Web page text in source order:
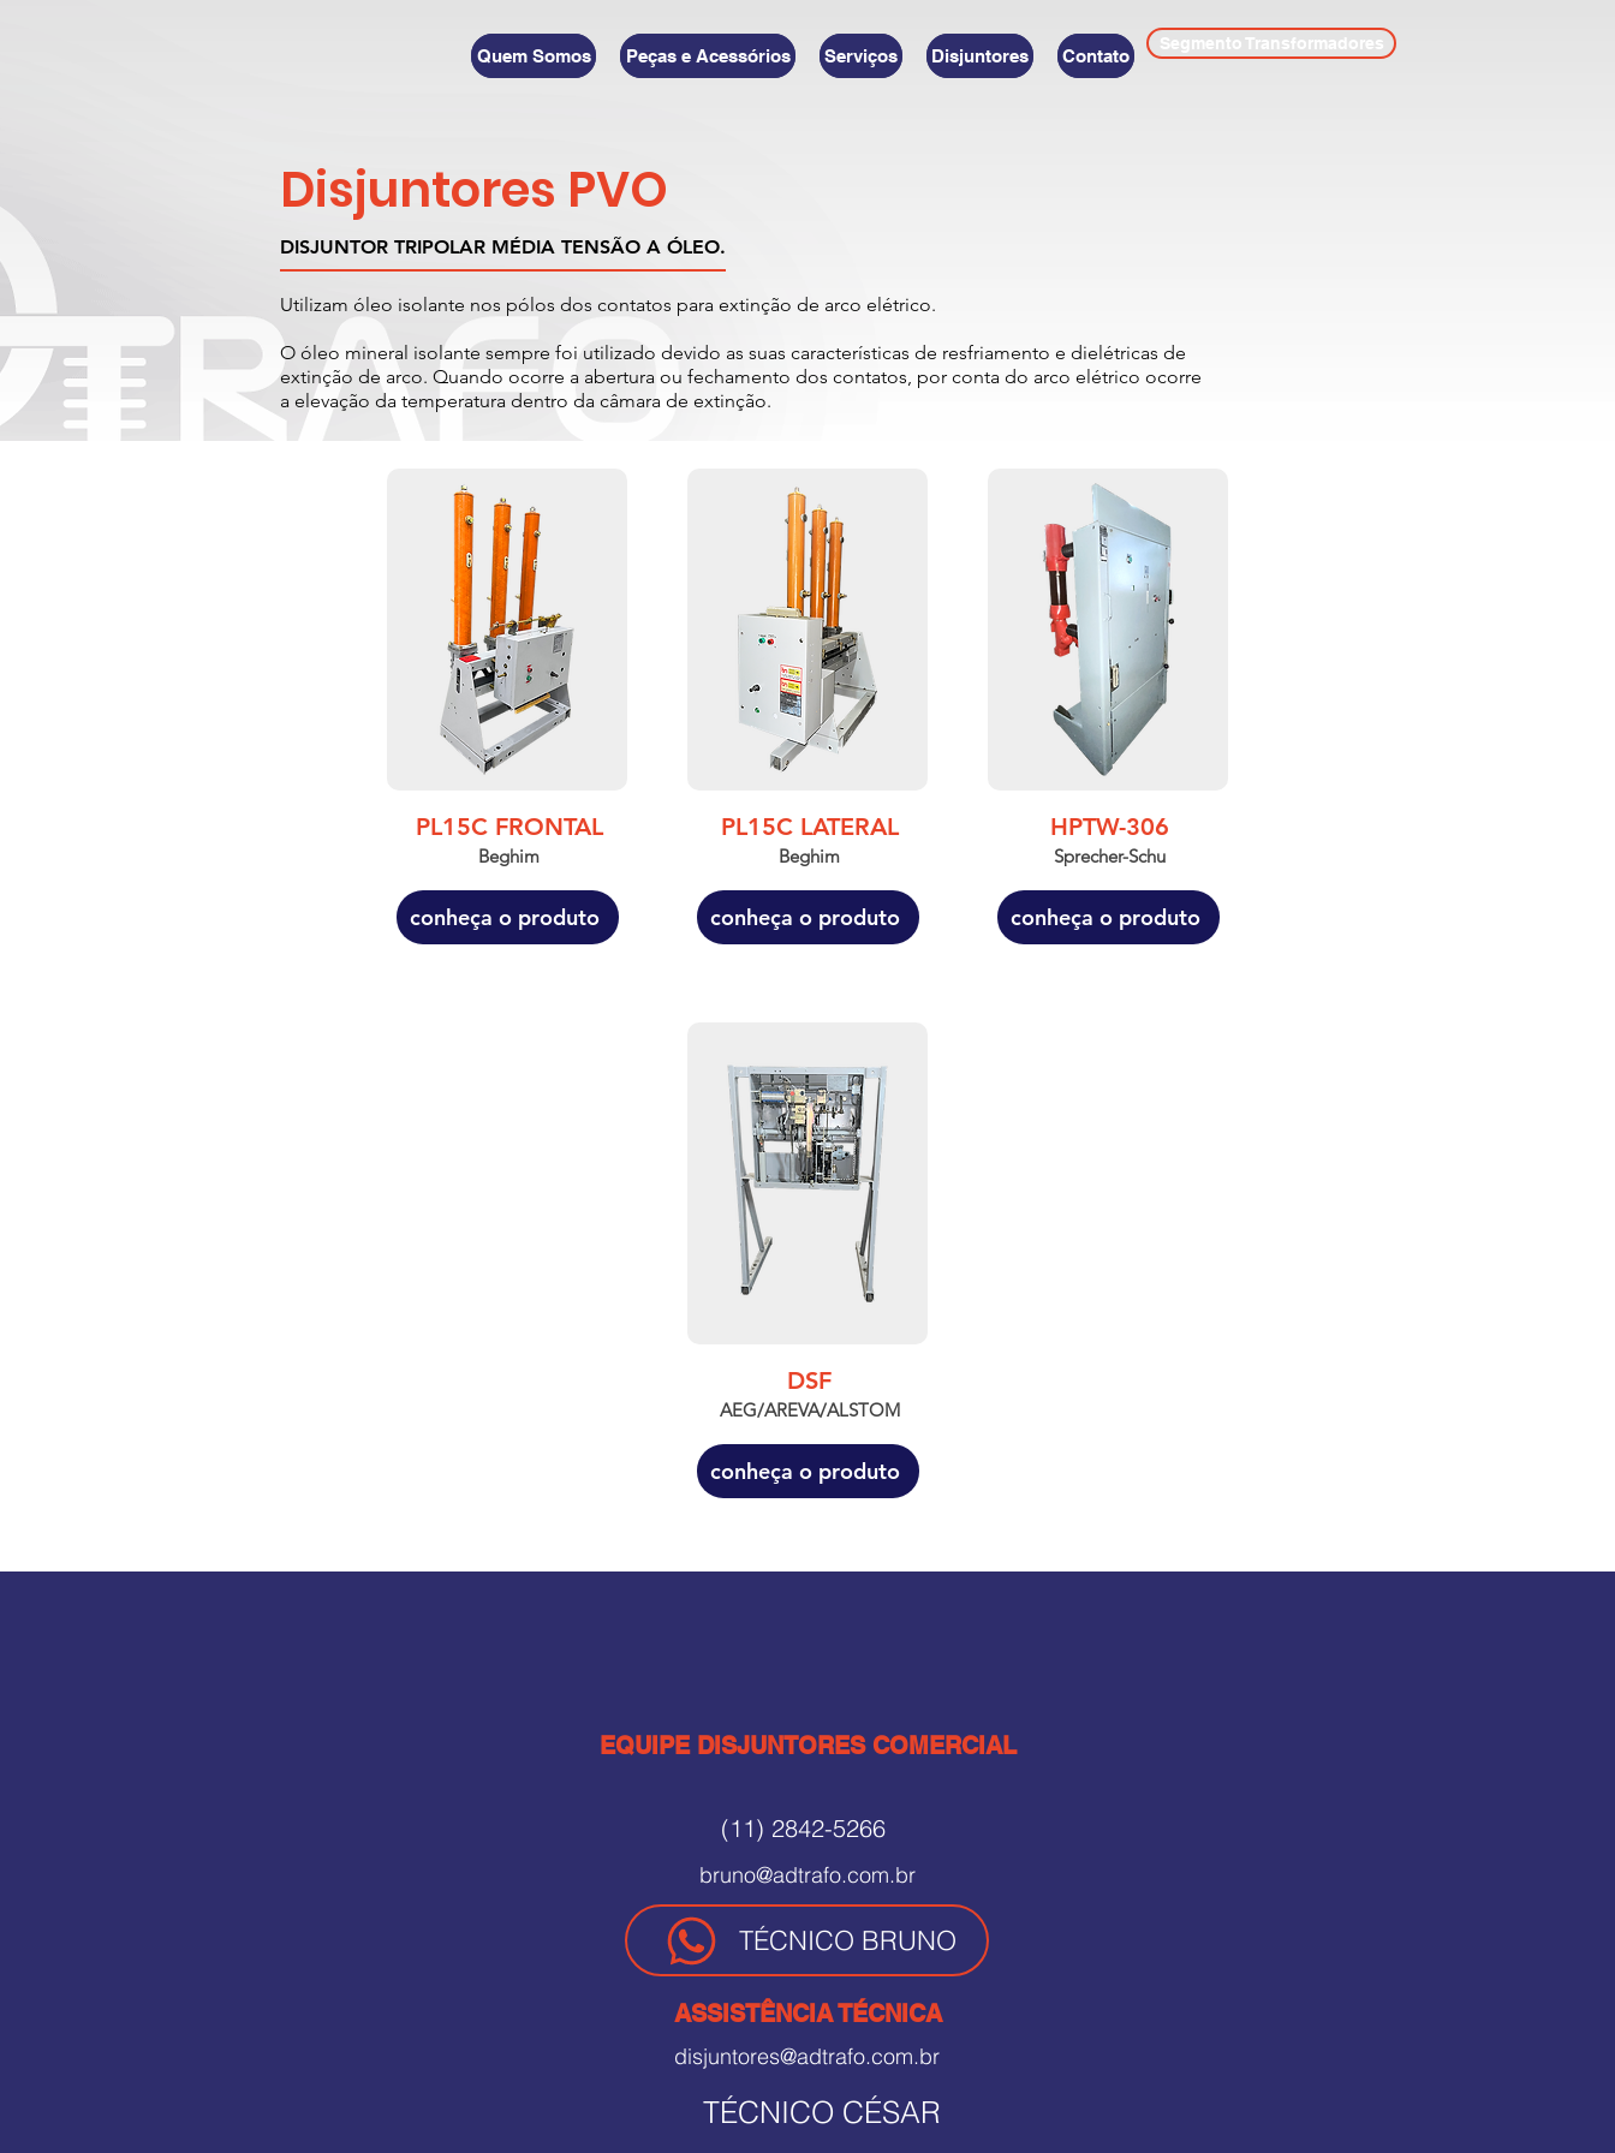
Quem Somos Peças e Acessórios Serviços Disjuntores Contato
Segmento Transformadores
Disjuntores PVO
DISJUNTOR TRIPOLAR MÉDIA TENSÃO A ÓLEO.
Utilizam óleo isolante nos pólos dos contatos para extinção de arco elétrico.
O óleo mineral isolante sempre foi utilizado devido as suas características de resfriamento e dielétricas de
extinção de arco. Quando ocorre a abertura ou fechamento dos contatos, por conta do arco elétrico ocorre
a elevação da temperatura dentro da câmara de extinção.
PL15C FRONTAL
​​Beghim
conheça o produto
PL15C LATERAL
​​Beghim
conheça o produto
HPTW-306
Sprecher-Schu
conheça o produto
DSF
AEG/AREVA/ALSTOM
conheça o produto
EQUIPE DISJUNTORES COMERCIAL
(11) 2842-5266
bruno@adtrafo.com.br
TÉCNICO BRUNO
ASSISTÊNCIA TÉCNICA
disjuntores@adtrafo.com.br
TÉCNICO CÉSAR